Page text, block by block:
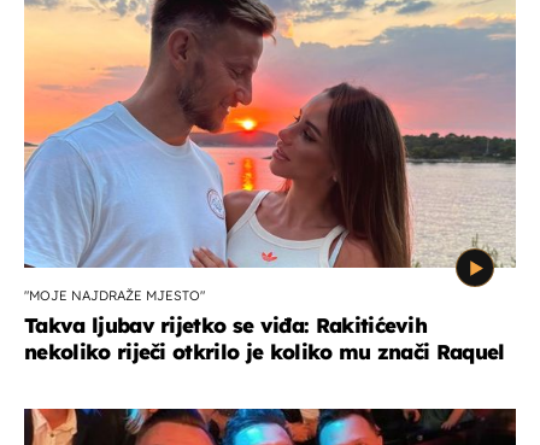
"MOJE NAJDRAŽE MJESTO"
Takva ljubav rijetko se viđa: Rakitićevih
nekoliko riječi otkrilo je koliko mu znači Raquel